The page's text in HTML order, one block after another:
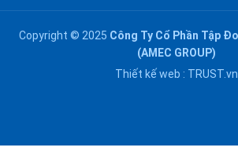
Copyright © 2025 Công Ty Cổ Phần Tập
(AMEC GROUP)
Thiết kế web : TRUST.vn
ĐÀ NẴNG :
0916082128
HỒ CHÍ MINH :
0911002551
Chat với chúng tôi
Zalo